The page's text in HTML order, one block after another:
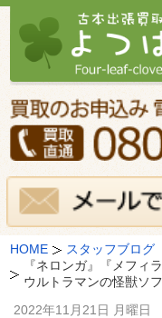
HOME
スタッフブログ
『ネロンガ』『メフィ
ウルトラマンの怪獣ソ
2022年11月21日 月曜日